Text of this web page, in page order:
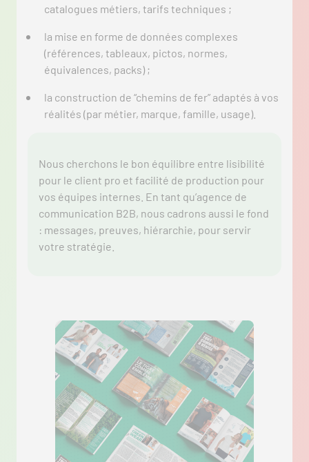
catalogues métiers, tarifs techniques ;
la mise en forme de données complexes
(références, tableaux, pictos, normes,
équivalences, packs) ;
la construction de “chemins de fer” adaptés à vos
réalités (par métier, marque, famille, usage).
Nous cherchons le bon équilibre entre lisibilité
pour le client pro et facilité de production pour
vos équipes internes. En tant qu’agence de
communication B2B, nous cadrons aussi le fond
: messages, preuves, hiérarchie, pour servir
votre stratégie.